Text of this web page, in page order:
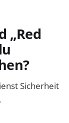
„Red
Sicherheit